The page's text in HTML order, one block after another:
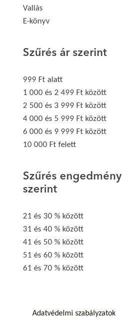
Vallás
E-könyv
Szűrés ár szerint
999 Ft alatt
1 000 és 2 499 Ft között
2 500 és 3 999 Ft között
4 000 és 5 999 Ft között
6 000 és 9 999 Ft között
10 000 Ft felett
Szűrés engedmény
szerint
21 és 30 % között
31 és 40 % között
41 és 50 % között
51 és 60 % között
61 és 70 % között
Adatvédelmi szabályzatok